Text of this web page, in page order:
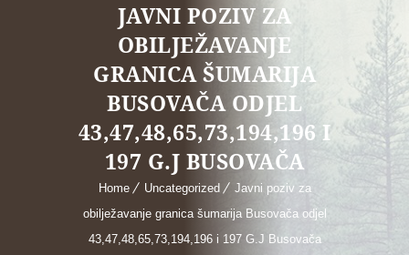
JAVNI POZIV ZA
OBILJEŽAVANJE
GRANICA ŠUMARIJA
BUSOVAČA ODJEL
43,47,48,65,73,194,196 I
197 G.J BUSOVAČA
Home Uncategorized
Javni poziv za
obilježavanje granica šumarija Busovača odjel
43,47,48,65,73,194,196 i 197 G.J Busovača